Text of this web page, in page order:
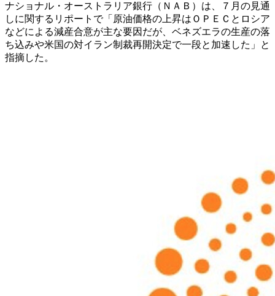
ナショナル・オーストラリア銀行（ＮＡＢ）は、７月の見通
しに関するリポートで「原油価格の上昇はＯＰＥＣとロシア
などによる減産合意が主な要因だが、ベネズエラの生産の落
ち込みや米国の対イラン制裁再開決定で一段と加速した」と
指摘した。